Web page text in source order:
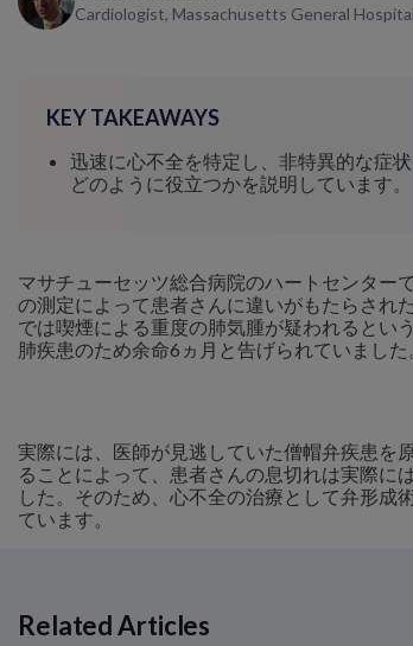
Cardiologist, Massachusetts General
KEY TAKEAWAYS
迅速に心不全を特定し、非特異的な症
どのように役立つかを説明しています。
マサチューセッツ総合病院のハートセンター
の測定によって患者さんに違いがもたらされ
では喫煙による重度の肺気腫が疑われるとい
肺疾患のため余命6ヵ月と告げられていました
実際には、医師が見逃していた僧帽弁疾患を
ることによって、患者さんの息切れは実際に
した。そのため、心不全の治療として弁形成
ています。
Related Articles